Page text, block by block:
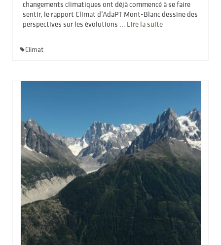
changements climatiques ont déjà commencé à se faire
sentir, le rapport Climat d’AdaPT Mont-Blanc dessine des
perspectives sur les évolutions … Lire la suite­­
Climat